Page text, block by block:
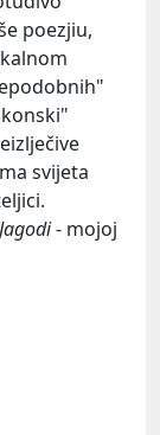
poezjiu,
svijeta
Jagodi- mojoj